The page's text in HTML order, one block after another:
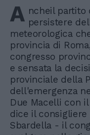
A ncheil partito
persistere
meteorologica
provincia di
congresso
e sensata la
provinciale della
dell'emergenza
Due Macelli con
dice il
Sbardella - il